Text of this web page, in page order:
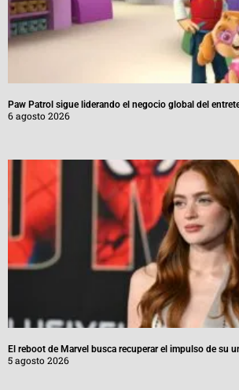
Paw Patrol sigue liderando el negocio global del
6 agosto 2026
El reboot de Marvel busca recuperar el impulso de su
5 agosto 2026